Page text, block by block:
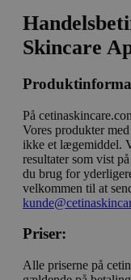
Skincare
På
Vores produkter
ikke et lægemiddel.
resultater som vist
du brug for
velkommen til at
Priser:
Alle priserne på